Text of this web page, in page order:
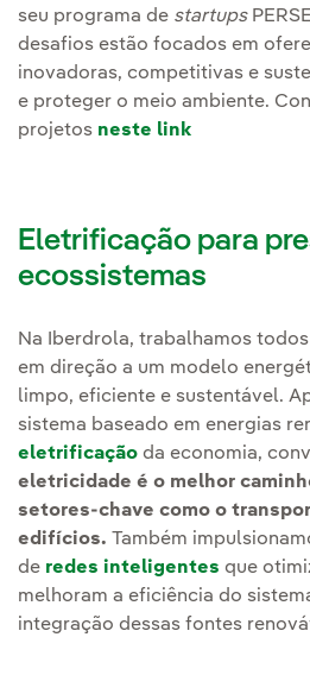
seu programa de startups
desafios estão focados em
inovadoras, competitivas e
e proteger o meio ambiente.
projetos neste link
Eletrificação para
ecossistemas
Na Iberdrola, trabalhamos
em direção a um modelo
limpo, eficiente e sustentável.
sistema baseado em energias
eletrificação da economia,
eletricidade é o melhor
setores-chave como o
edifícios. Também
de redes inteligentes que
melhoram a eficiência do
integração dessas fontes